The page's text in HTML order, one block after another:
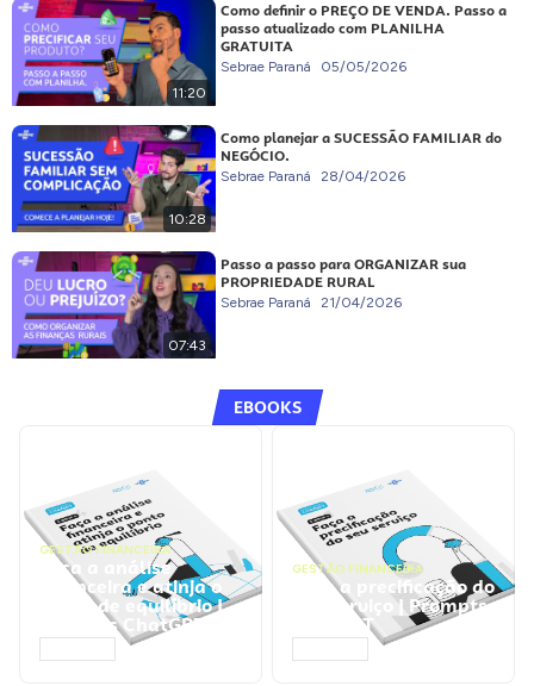
11:20
Como definir o PREÇO DE VENDA. Passo a
passo atualizado com PLANILHA
GRATUITA
Sebrae Paraná 05/05/2026
10:28
Como planejar a SUCESSÃO FAMILIAR do
NEGÓCIO.
Sebrae Paraná 28/04/2026
07:43
Passo a passo para ORGANIZAR sua
PROPRIEDADE RURAL
Sebrae Paraná 21/04/2026
EBOOKS
GESTÃO FINANCEIRA
Faça a análise
financeira e atinja o
ponto de equilíbrio |
Prompts ChatGPT
GESTÃO FINANCEIRA
Faça a precificação do
seu serviço | Prompts
ChatGPT